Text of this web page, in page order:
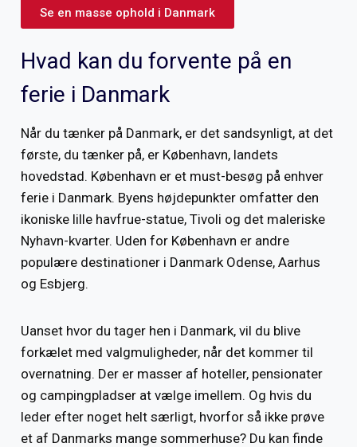
Se en masse ophold i Danmark
Hvad kan du forvente på en
ferie i Danmark
Når du tænker på Danmark, er det sandsynligt, at det
første, du tænker på, er København, landets
hovedstad. København er et must-besøg på enhver
ferie i Danmark. Byens højdepunkter omfatter den
ikoniske lille havfrue-statue, Tivoli og det maleriske
Nyhavn-kvarter. Uden for København er andre
populære destinationer i Danmark Odense, Aarhus
og Esbjerg.
Uanset hvor du tager hen i Danmark, vil du blive
forkælet med valgmuligheder, når det kommer til
overnatning. Der er masser af hoteller, pensionater
og campingpladser at vælge imellem. Og hvis du
leder efter noget helt særligt, hvorfor så ikke prøve
et af Danmarks mange sommerhuse? Du kan finde